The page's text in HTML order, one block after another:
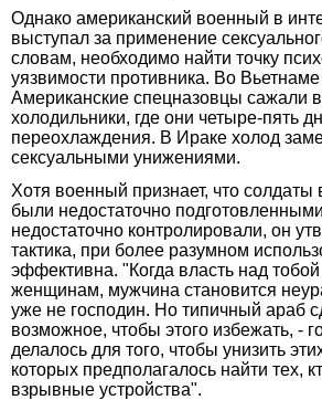
Однако американский военный в
выступал за применение
словам, необходимо найти точку
уязвимости противника. Во
Американские спецназовцы сажали
холодильники, где они четыре-пять
переохлаждения. В Ираке холод
сексуальными унижениями.
Хотя военный признает, что солдаты
были недостаточно
недостаточно контролировали, он
тактика, при более разумном
эффективна. "Когда власть над
женщинам, мужчина становится
уже не господин. Но типичный араб
возможное, чтобы этого избежать, -
делалось для того, чтобы унизить
которых предполагалось найти тех,
взрывные устройства".